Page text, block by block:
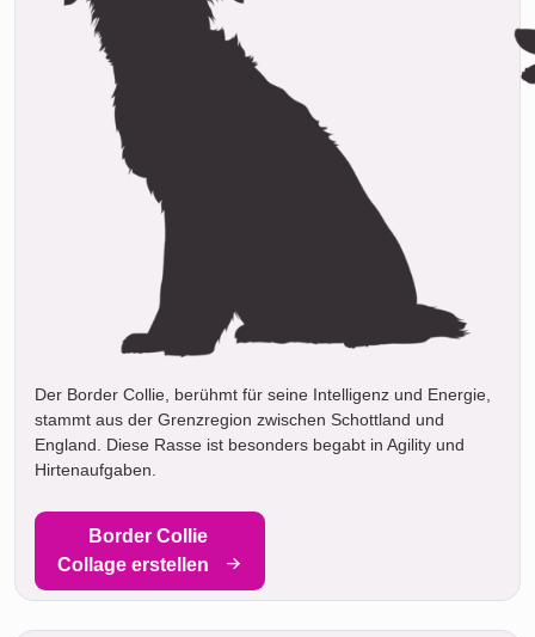
Der Border Collie, berühmt für seine Intelligenz und Energie,
stammt aus der Grenzregion zwischen Schottland und
England. Diese Rasse ist besonders begabt in Agility und
Hirtenaufgaben.
Border Collie
Collage erstellen